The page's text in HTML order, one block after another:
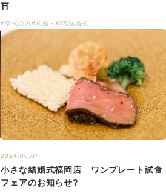
⛩
#挙式のみ#和婚・和装結婚式
2024.06.07
小さな結婚式福岡店 ワンプレート試食
フェアのお知らせ?